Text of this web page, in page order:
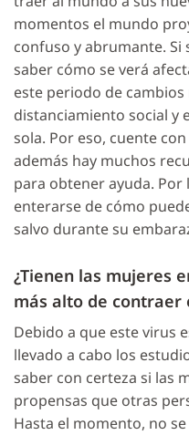
momentos el mundo
confuso y abrumante. Si
saber cómo se verá
este periodo de
distanciamiento social y
sola. Por eso, cuente
además hay muchos
para obtener ayuda.
enterarse de cómo
salvo durante su
¿Tienen las mujeres
más alto de contraer
Debido a que este virus
llevado a cabo los
saber con certeza si las
propensas que otras
Hasta el momento, no